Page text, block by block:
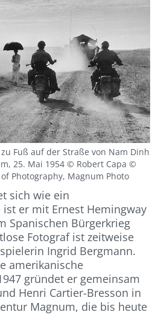
Fuß auf der Straße von Nam Dinh
25. Mai 1954 © Robert Capa ©
Photography, Magnum Photo
sich wie ein
er mit Ernest Hemingway
Spanischen Bürgerkrieg
Fotograf ist zeitweise
Ingrid Bergmann.
amerikanische
gründet er gemeinsam
Henri Cartier-Bresson in
Magnum, die bis heute